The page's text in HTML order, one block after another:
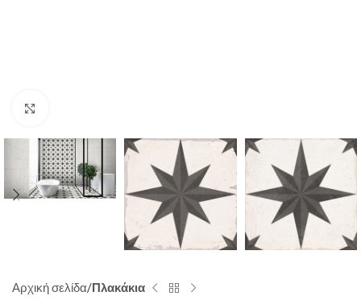
Αρχική σελίδα Πλακάκια